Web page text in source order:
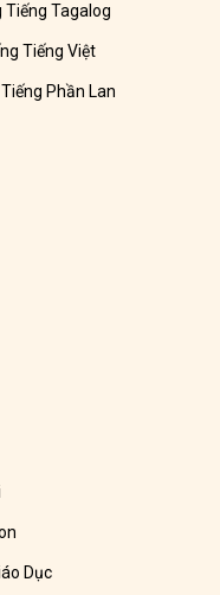
Tiếng Tagalog
Tiếng Việt
Phần Lan
Dục